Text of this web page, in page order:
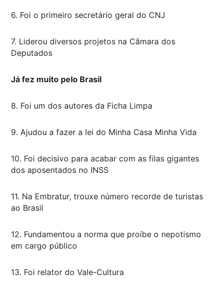
6. Foi o primeiro secretário geral do CNJ
7. Liderou diversos projetos na Câmara dos
Deputados
Já fez muito pelo Brasil
8. Foi um dos autores da Ficha Limpa
9. Ajudou a fazer a lei do Minha Casa Minha Vida
10. Foi decisivo para acabar com as filas gigantes
dos aposentados no INSS
11. Na Embratur, trouxe número recorde de turistas
ao Brasil
12. Fundamentou a norma que proíbe o nepotismo
em cargo público
13. Foi relator do Vale-Cultura